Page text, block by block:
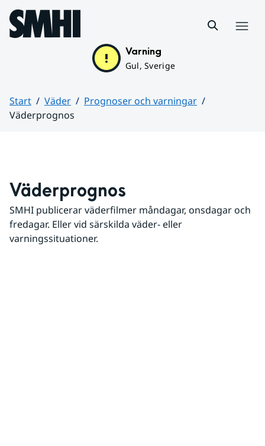
Hoppa till sidans innehåll
Varning
Gul, Sverige
Start Väder
Prognoser och varningar
Väderprognos
Väderprognos
SMHI publicerar väderfilmer måndagar, onsdagar och
fredagar. Eller vid särskilda väder- eller
varningssituationer.